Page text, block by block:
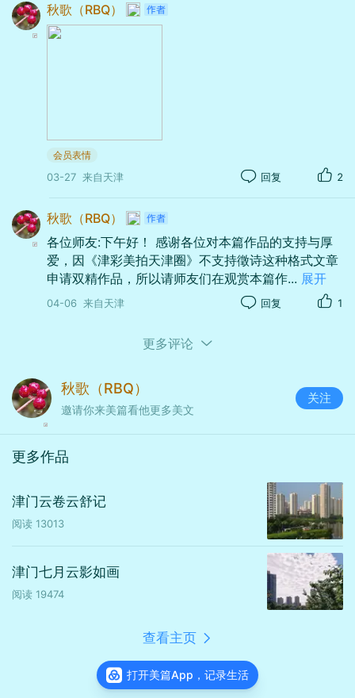
晴 溪 春 景
树影浸进绿玉杯
岸影被裁成水纹里倒置的诗扉
正是我想追求的——让古典意境与现代语感在短
章里握手。 最难得的是，您读出了字缝里的"人间
暖意"。诗终究是写给人的，景语皆情语，能触动
棱""撒金的墨"这些小心思被您一一点亮，如同觅
得知音。您所言"水墨写意"与"琉璃光影"的交融，
🍵🍵🙏🙏🙏🌹🌹🌹
秋歌（RBQ）
会员表情
03-27 来自天津 回复 2
秋歌（RBQ）
各位师友:下午好！ 感谢各位对本篇作品的支持与厚
爱，因《津彩美拍天津圈》不支持徵诗这种格式文章
申请双精作品，所以请师友们在观赏本篇作... 展开
04-06 来自天津 回复 1
更多评论
秋歌（RBQ）
邀请你来美篇看他更多美文
关注
更多作品
津门云卷云舒记
阅读 13013
津门七月云影如画
阅读 19474
查看主页
打开美篇App，记录生活